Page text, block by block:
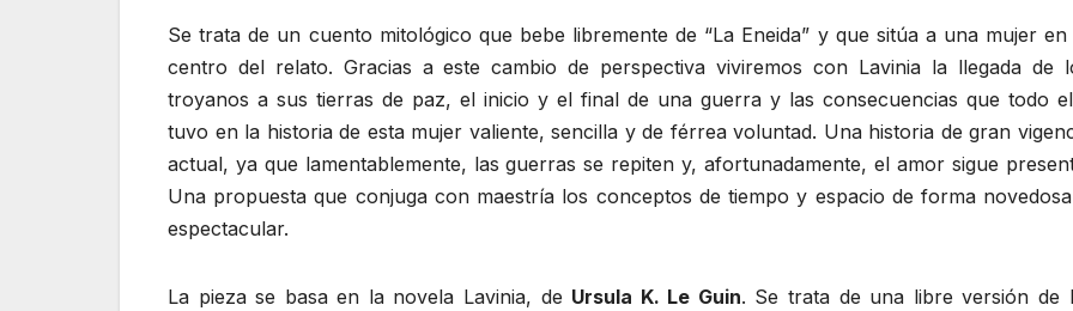
Se trata de un cuento mitológico que bebe libremente de “La Eneida” y que sitúa a una mujer en
centro del relato. Gracias a este cambio de perspectiva viviremos con Lavinia la llegada de
troyanos a sus tierras de paz, el inicio y el final de una guerra y las consecuencias que todo
tuvo en la historia de esta mujer valiente, sencilla y de férrea voluntad. Una historia de gran
actual, ya que lamentablemente, las guerras se repiten y, afortunadamente, el amor sigue
Una propuesta que conjuga con maestría los conceptos de tiempo y espacio de forma
espectacular.
La pieza se basa en la novela Lavinia, de Ursula K. Le Guin. Se trata de una libre versión de